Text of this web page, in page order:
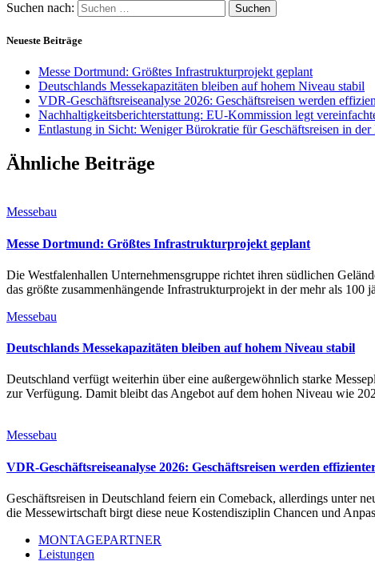
Suchen nach:
Neueste Beiträge
Messe Dortmund: Größtes Infrastrukturprojekt geplant
Deutschlands Messekapazitäten bleiben auf hohem Niveau stabil
VDR-Geschäftsreiseanalyse 2026: Geschäftsreisen werden
Nachhaltigkeitsberichterstattung: EU-Kommission legt
Entlastung in Sicht: Weniger Bürokratie für Geschäftsreisen in
Ähnliche Beiträge
Messebau
Messe Dortmund: Größtes Infrastrukturprojekt geplant
Die Westfalenhallen Unternehmensgruppe richtet ihren südlichen
das größte zusammenhängende Infrastrukturprojekt in der mehr als 100
Messebau
Deutschlands Messekapazitäten bleiben auf hohem Niveau stabil
Deutschland verfügt weiterhin über eine außergewöhnlich starke
zur Verfügung. Damit bleibt das Angebot auf dem hohen Niveau wie
Messebau
VDR-Geschäftsreiseanalyse 2026: Geschäftsreisen werden
Geschäftsreisen in Deutschland feiern ein Comeback, allerdings unter
die Messewirtschaft birgt diese neue Kostendisziplin Chancen und
MONTAGEPARTNER
Leistungen